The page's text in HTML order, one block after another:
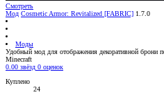
Смотреть
Мод Cosmetic Armor: Revitalized [FABRIC] 1.7.0
Моды
Удобный мод для отображения декоративной брони
Minecraft
0.00 звёзд 0 оценок
Куплено
24